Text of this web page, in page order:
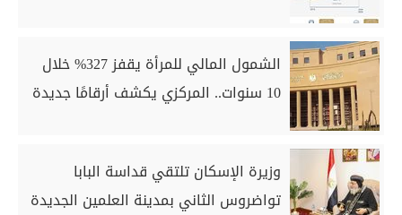
الشمول المالي للمرأة يقفز 327% خلال
10 سنوات.. المركزي يكشف أرقامًا جديدة
وزيرة الإسكان تلتقي قداسة البابا
تواضروس الثاني بمدينة العلمين الجديدة